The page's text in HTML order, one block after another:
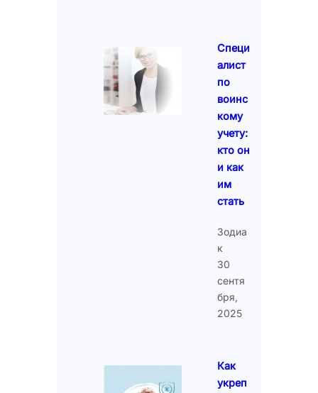
Специ
алист
по
воинс
кому
учету:
кто он
и как
им
стать
Зодиа
к
30
сентя
бря,
2025
Как
укреп